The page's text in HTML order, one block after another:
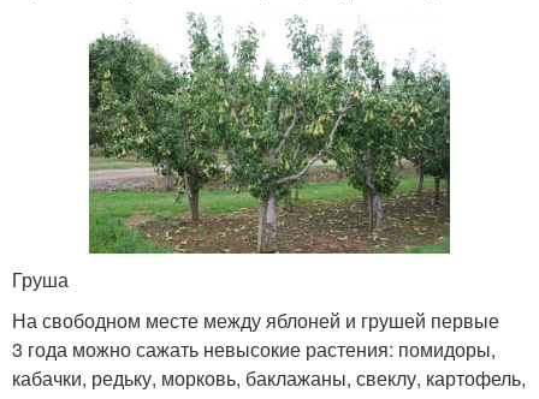
Груша
На свободном месте между яблоней и грушей первые
3 года можно сажать невысокие растения: помидоры,
кабачки, редьку, морковь, баклажаны, свеклу, картофель,